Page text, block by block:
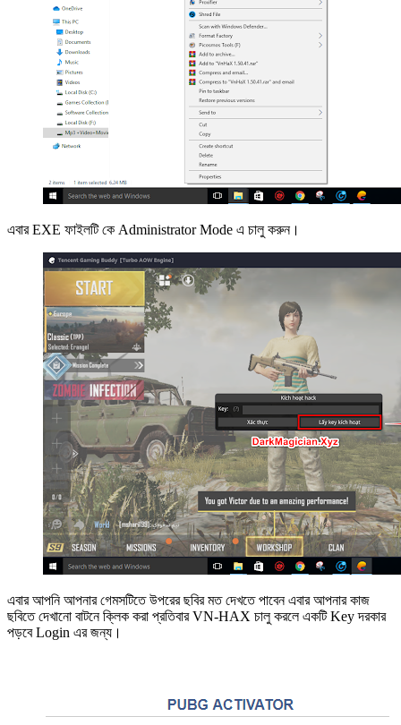
এবার EXE ফাইলটি কে Administrator Mode এ চালু করুন।
এবার আপনি আপনার গেমসটিতে উপরের ছবির মত দেখতে পাবেন এবার আপনার কাজ
ছবিতে দেখানো বাটনে ক্লিক করা প্রতিবার VN-HAX চালু করলে একটি Key দরকার
পড়বে Login এর জন্য।